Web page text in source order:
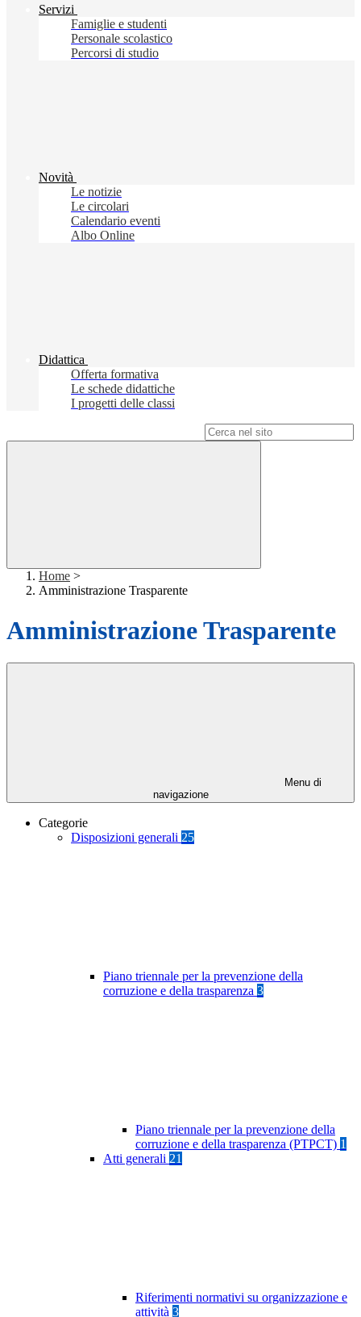
Servizi
Famiglie e studenti
Personale scolastico
Percorsi di studio
Novità
Le notizie
Le circolari
Calendario eventi
Albo Online
Didattica
Offerta formativa
Le schede didattiche
I progetti delle classi
Home >
Amministrazione Trasparente
Amministrazione Trasparente
Menu di
navigazione
Categorie
Disposizioni generali 25
Piano triennale per la prevenzione della
corruzione e della trasparenza 3
Piano triennale per la prevenzione della
corruzione e della trasparenza (PTPCT) 1
Atti generali 21
Riferimenti normativi su organizzazione e
attività 3